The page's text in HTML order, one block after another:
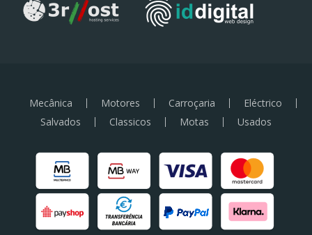
Mecânica Motores Carroçaria
Eléctrico
Salvados
Classicos Motas Usados